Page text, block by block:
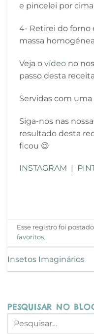
e pincelei por
4- Retirei do
massa
Veja o vídeo no
passo desta
Servidas com
Siga-nos nas
resultado desta
ficou 😉
INSTAGRAM
Esse registro foi
favoritos.
Insetos Imaginários
PESQUISAR NO